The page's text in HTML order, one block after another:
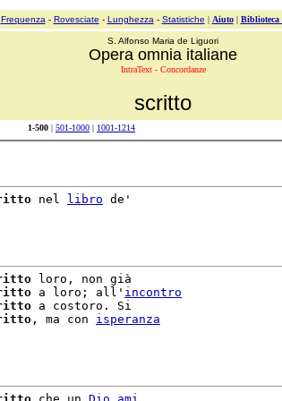
Frequenza - Rovesciate - Lunghezza - Statistiche | Aiuto| Biblioteca
S. Alfonso Maria de Liguori
Opera omnia italiane
IntraText - Concordanze
scritto
1-500 | 501-1000 | 1001-1214
nel libro de'
loro, non già
a loro; all' incontro
a costoro. Si
, ma con isperanza